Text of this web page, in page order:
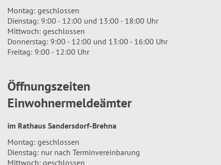
Montag: geschlossen
Dienstag: 9:00 - 12:00 und 13:00 - 18:00 Uhr
Mittwoch: geschlossen
Donnerstag: 9:00 - 12:00 und 13:00 - 16:00 Uhr
Freitag: 9:00 - 12:00 Uhr
Öffnungszeiten
Einwohnermeldeämter
im Rathaus Sandersdorf-Brehna
Montag: geschlossen
Dienstag: nur nach Terminvereinbarung
Mittwoch: geschlossen